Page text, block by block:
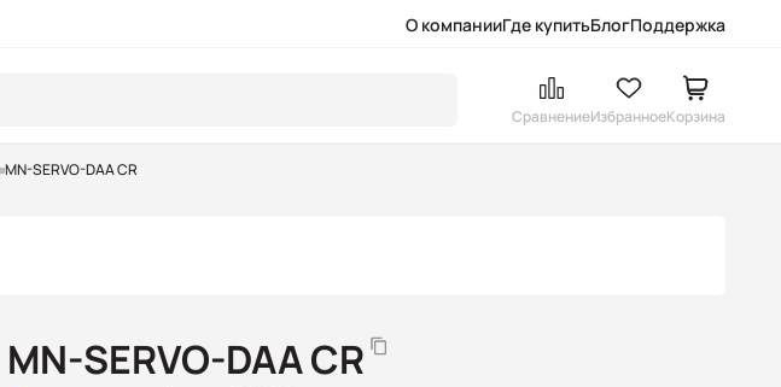
О компанииГде купитьБлогПоддержка
СравнениеИзбранноеКорзина
MN-SERVO-DAA CR
MN-SERVO-DAA CR